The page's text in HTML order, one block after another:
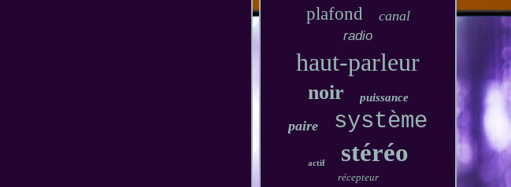
plafond canal
radio
haut-parleur
noir puissance
paire système
actif stéréo
récepteur